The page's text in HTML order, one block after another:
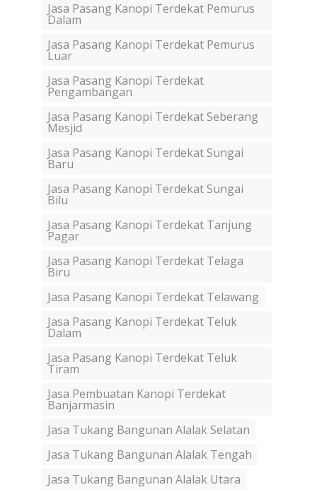
Jasa Pasang Kanopi Terdekat Pemurus
Dalam
Jasa Pasang Kanopi Terdekat Pemurus
Luar
Jasa Pasang Kanopi Terdekat
Pengambangan
Jasa Pasang Kanopi Terdekat Seberang
Mesjid
Jasa Pasang Kanopi Terdekat Sungai
Baru
Jasa Pasang Kanopi Terdekat Sungai
Bilu
Jasa Pasang Kanopi Terdekat Tanjung
Pagar
Jasa Pasang Kanopi Terdekat Telaga
Biru
Jasa Pasang Kanopi Terdekat Telawang
Jasa Pasang Kanopi Terdekat Teluk
Dalam
Jasa Pasang Kanopi Terdekat Teluk
Tiram
Jasa Pembuatan Kanopi Terdekat
Banjarmasin
Jasa Tukang Bangunan Alalak Selatan
Jasa Tukang Bangunan Alalak Tengah
Jasa Tukang Bangunan Alalak Utara